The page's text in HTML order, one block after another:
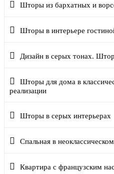
Шторы из бархатных и
Шторы в интерьере
Дизайн в серых тонах.
Шторы для дома в
реализации
Шторы в серых интерьерах
Спальная в
Квартира с французским